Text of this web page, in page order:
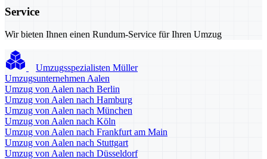
Service
Wir bieten Ihnen einen Rundum-Service für Ihren Umzug
Umzugsspezialisten Müller
Umzugsunternehmen Aalen
Umzug von Aalen nach Berlin
Umzug von Aalen nach Hamburg
Umzug von Aalen nach München
Umzug von Aalen nach Köln
Umzug von Aalen nach Frankfurt am Main
Umzug von Aalen nach Stuttgart
Umzug von Aalen nach Düsseldorf